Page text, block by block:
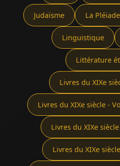
Judaïsme La Pléïade
Linguistique
Littérature
Livres du XIXe
Livres du XIXe siècle -
Livres du XIXe
Livres du XIXe